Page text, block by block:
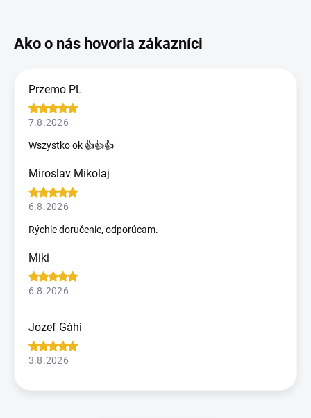
Przemo PL
7.8.2026
Wszystko ok 👍👍👍
Miroslav Mikolaj
6.8.2026
Rýchle doručenie, odporúcam.
Miki
6.8.2026
Jozef Gáhi
3.8.2026